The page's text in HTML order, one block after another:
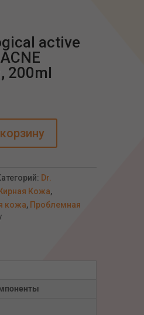
active
200ml
Dr.
Кожа,
кожа, Проблемная